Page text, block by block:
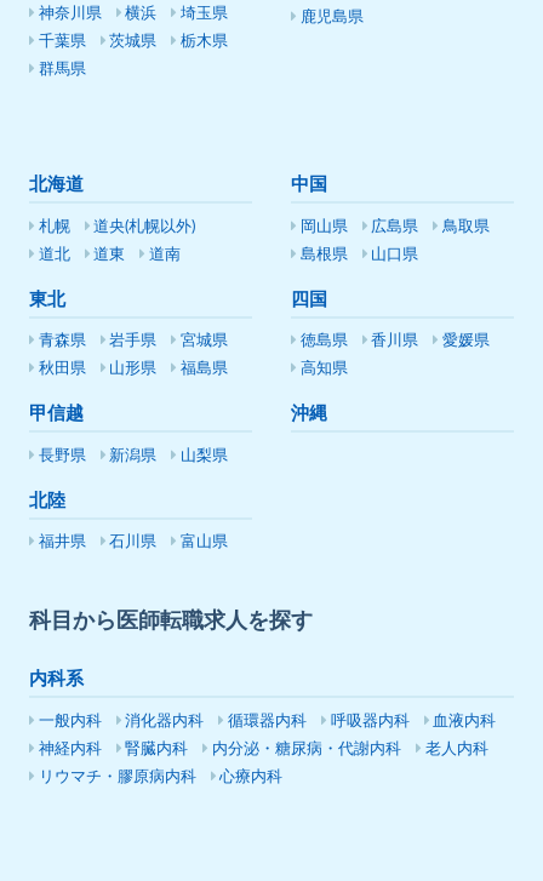
神奈川県 横浜
埼玉県
千葉県
茨城県
栃木県
群馬県
鹿児島県
北海道
札幌
道央(札幌以外)
道北
道東 道南
東北
青森県 岩手県
宮城県
秋田県
山形県 福島県
甲信越
長野県 新潟県 山梨県
北陸
福井県 石川県 富山県
中国
岡山県 広島県
鳥取県
島根県
山口県
四国
徳島県 香川県
愛媛県
高知県
沖縄
科目から医師転職求人を探す
内科系
一般内科 消化器内科 循環器内科 呼吸器内科
血液内科
神経内科
腎臓内科 内分泌・糖尿病・代謝内科
老人内科
リウマチ・膠原病内科
心療内科